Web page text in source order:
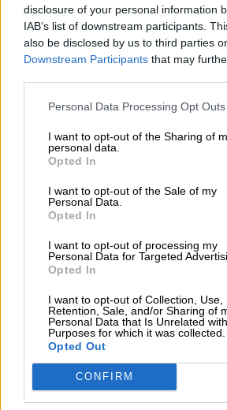
disclosure of your personal information
IAB’s list of downstream participants.
also be disclosed by us to third parties
Downstream Participants that may
Personal Data Processing Opt Outs
I want to opt-out of the Sharing of
personal data.
Opted In
I want to opt-out of the Sale of my
Personal Data.
Opted In
I want to opt-out of processing my
Personal Data for Targeted
Opted In
I want to opt-out of Collection, Use,
Retention, Sale, and/or Sharing of
Personal Data that Is Unrelated
Purposes for which it was collected.
Opted Out
CONFIRM
un delito de violencia de
agredir a su pareja en la